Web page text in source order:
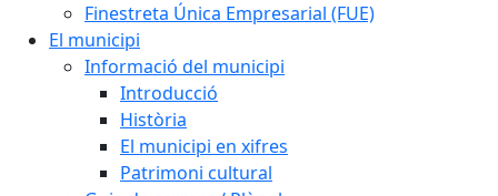
Finestreta Única Empresarial (FUE)
El municipi
Informació del municipi
Introducció
Història
El municipi en xifres
Patrimoni cultural